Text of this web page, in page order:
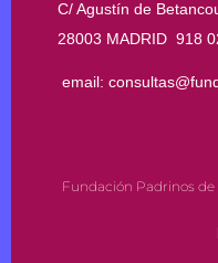
C/ Agustín de
28003 MADRID 918
email:
Fundación Padrinos de